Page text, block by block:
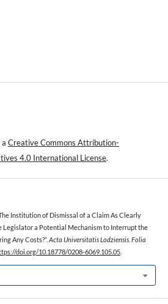
Creative Commons Attribution-
4.0 International License.
Institution of Dismissal of a Claim As Clearly
Legislator a Potential Mechanism to Interrupt the
Any Costs?”. Acta Universitatis Lodziensis. Folia
doi.org/10.18778/0208-6069.105.05